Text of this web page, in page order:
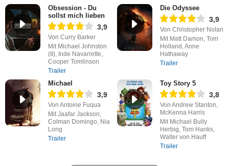
Obsession - Du
sollst mich lieben
3,9
Von Curry Barker
Mit Michael Johnston
(II), Inde Navarrette,
Cooper Tomlinson
Trailer
Die Odyssee
3,9
Von Christopher Nolan
Mit Matt Damon, Tom
Holland, Anne
Hathaway
Trailer
Michael
3,9
Von Antoine Fuqua
Mit Jaafar Jackson,
Colman Domingo, Nia
Long
Trailer
Toy Story 5
3,8
Von Andrew Stanton,
McKenna Harris
Mit Michael Bully
Herbig, Tom Hanks,
Walter von Hauff
Trailer